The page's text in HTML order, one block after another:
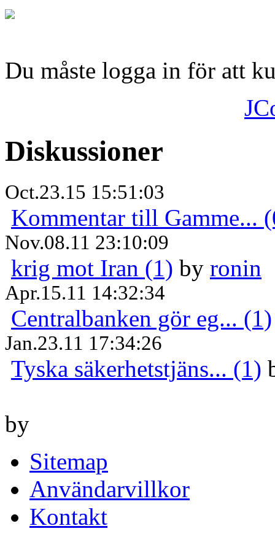
Du måste logga in för att
Diskussioner
Oct.23.15 15:51:03
Kommentar till Gamme...
Nov.08.11 23:10:09
krig mot Iran (1) by ronin
Apr.15.11 14:32:34
Centralbanken gör eg... (1)
Jan.23.11 17:34:26
Tyska säkerhetstjäns... (1)
by
Sitemap
Användarvillkor
Kontakt